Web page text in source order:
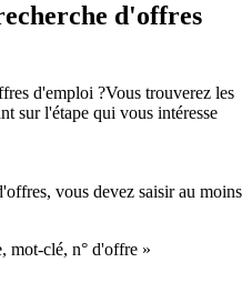
d'offres
d'emploi ?Vous trouverez les
sur l'étape qui vous intéresse
vous devez saisir au moins
mot-clé, n° d'offre »